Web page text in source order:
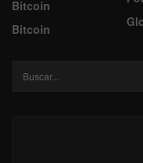
Bitcoin
Bitcoin